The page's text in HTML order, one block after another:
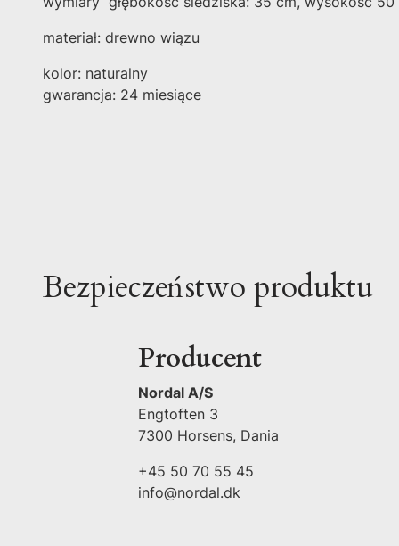
materiał: drewno wiązu
kolor: naturalny
gwarancja: 24 miesiące
Bezpieczeństwo produktu
Producent
Nordal A/S
Engtoften 3
7300 Horsens, Dania
+45 50 70 55 45
info@nordal.dk